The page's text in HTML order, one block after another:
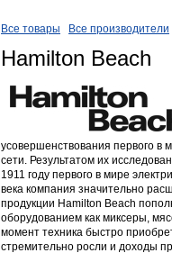
Все товары Все производители
Hamilton Beach
усовершенствования первого в
сети. Результатом их
1911 году первого в мире
века компания значительно
продукции Hamilton Beach
оборудованием как миксеры,
момент техника быстро
стремительно росли и доходы